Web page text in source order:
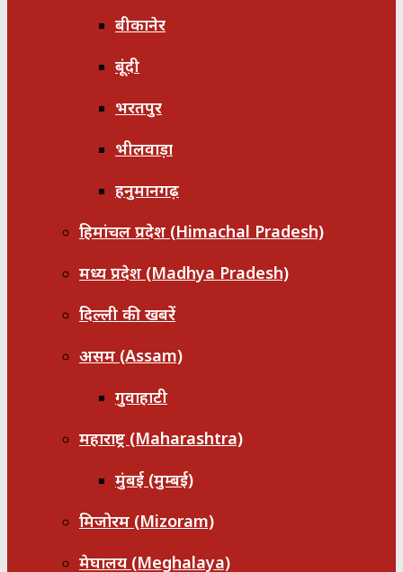
बीकानेर
बूंदी
भरतपुर
भीलवाड़ा
हनुमानगढ़
हिमांचल प्रदेश (Himachal Pradesh)
मध्य प्रदेश (Madhya Pradesh)
दिल्ली की खबरें
असम (Assam)
गुवाहाटी
महाराष्ट्र (Maharashtra)
मुंबई (मुम्बई)
मिजोरम (Mizoram)
मेघालय (Meghalaya)